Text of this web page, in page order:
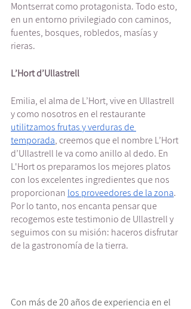
Montserrat como protagonista. Todo esto,
en un entorno privilegiado con caminos,
fuentes, bosques, robledos, masías y
rieras.
L’Hort d’Ullastrell
Emilia, el alma de L’Hort, vive en Ullastrell
y como nosotros en el restaurante
utilitzamos frutas y verduras de
temporada, creemos que el nombre L’Hort
d’Ullastrell le va como anillo al dedo. En
L'Hort os preparamos los mejores platos
con los excelentes ingredientes que nos
proporcionan los proveedores de la zona.
Por lo tanto, nos encanta pensar que
recogemos este testimonio de Ullastrell y
seguimos con su misión: haceros disfrutar
de la gastronomía de la tierra.
Con más de 20 años de experiencia en el